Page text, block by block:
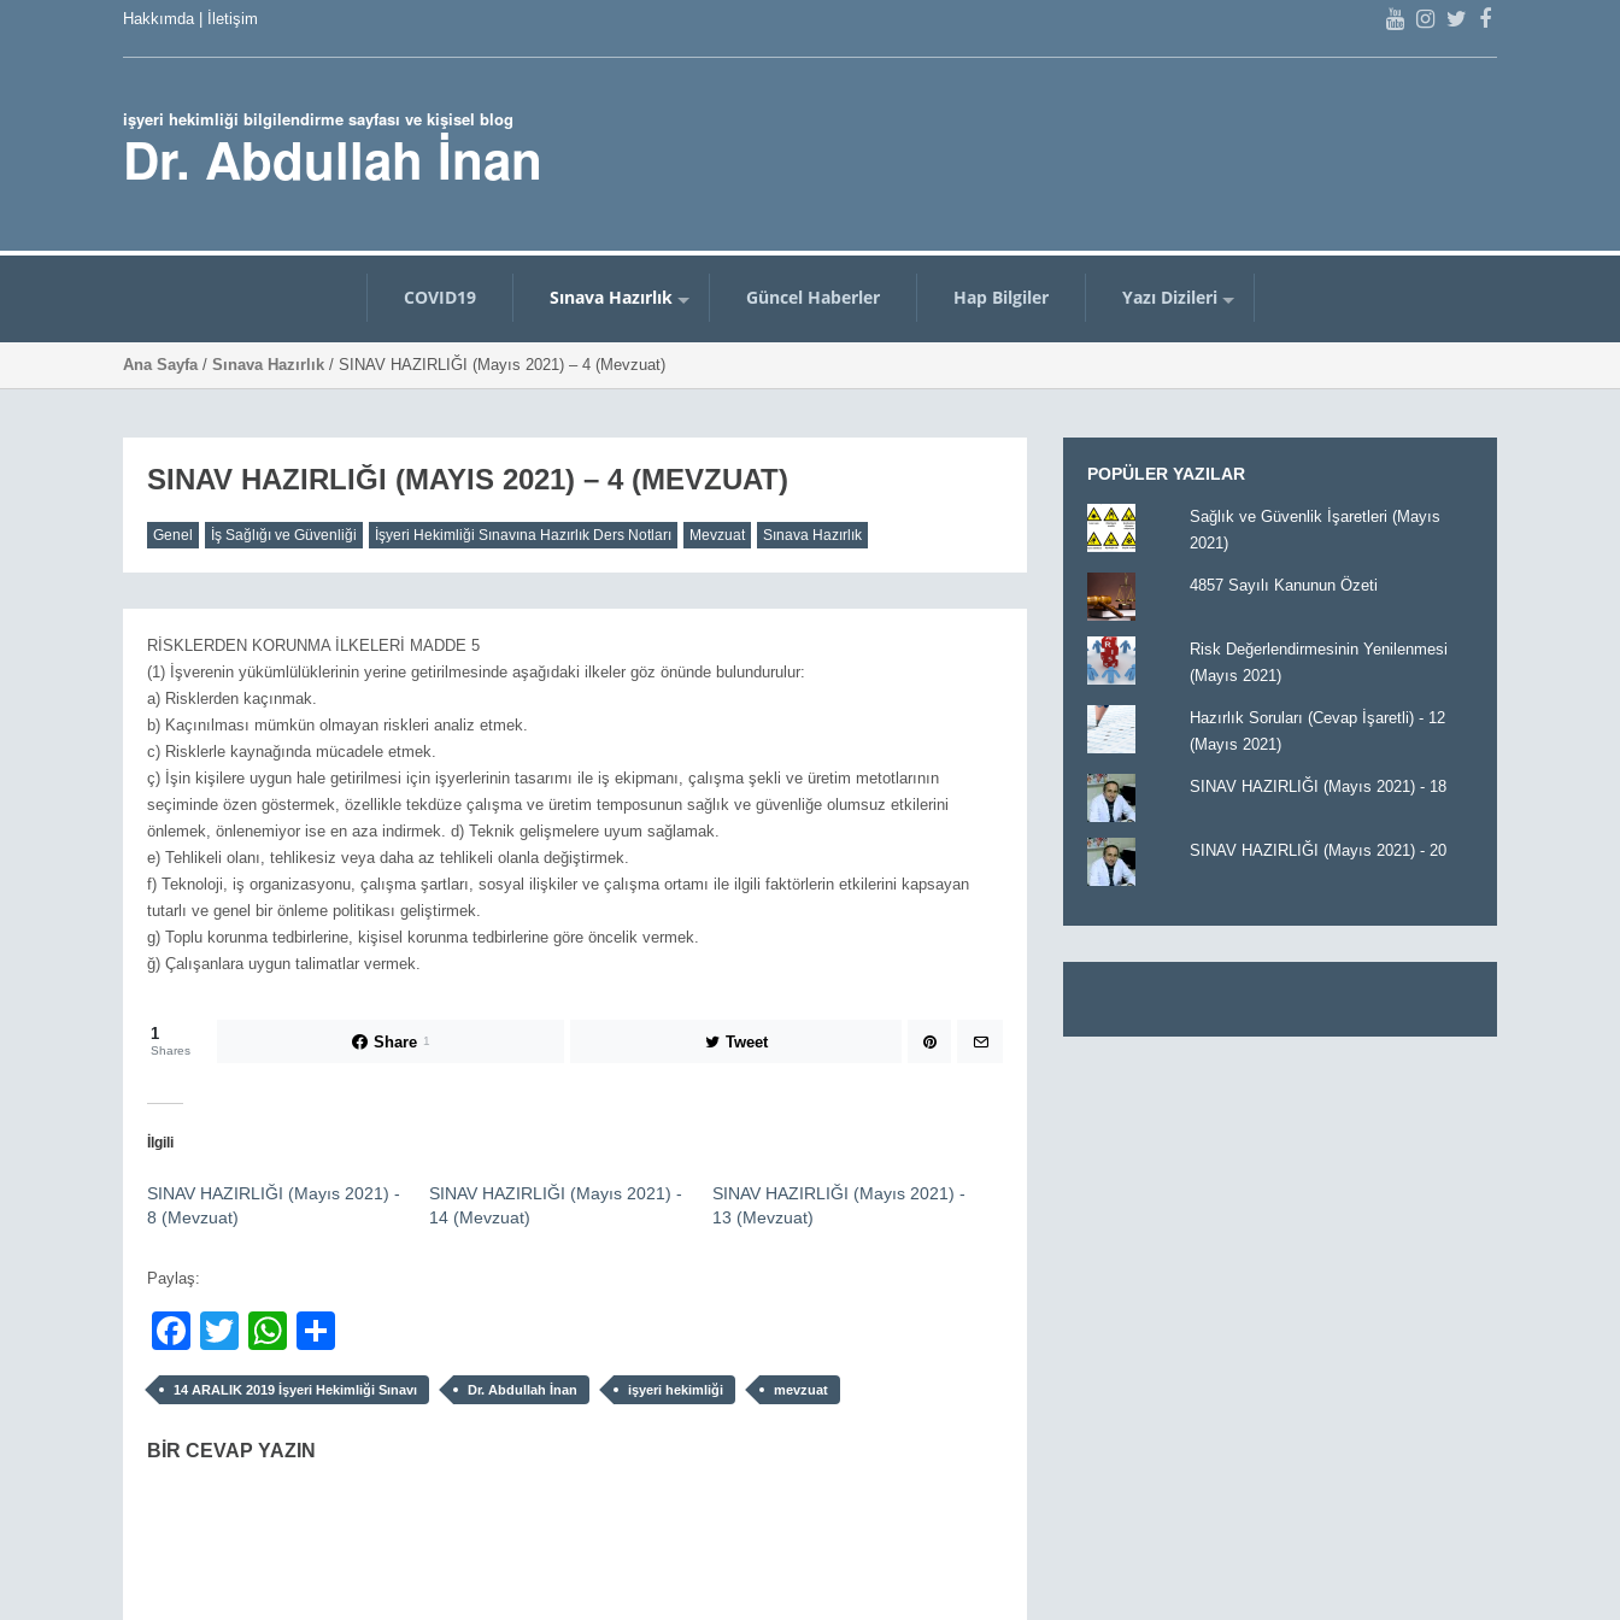
Hakkımda| İletişim
işyeri hekimliği bilgilendirme sayfası ve kişisel blog
Dr. Abdullah İnan
COVID19 Sınava Hazırlık Güncel Haberler Hap Bilgiler Yazı Dizileri
Ana Sayfa/ Sınava Hazırlık / SINAV HAZIRLIĞI (Mayıs 2021) – 4 (Mevzuat)
SINAV HAZIRLIĞI (MAYIS 2021) – 4 (MEVZUAT)
Genel İş Sağlığı ve Güvenliği İşyeri Hekimliği Sınavına Hazırlık Ders Notları Mevzuat Sınava Hazırlık
RİSKLERDEN KORUNMA İLKELERİ MADDE 5
(1) İşverenin yükümlülüklerinin yerine getirilmesinde aşağıdaki ilkeler göz önünde bulundurulur:
a) Risklerden kaçınmak.
b) Kaçınılması mümkün olmayan riskleri analiz etmek.
c) Risklerle kaynağında mücadele etmek.
ç) İşin kişilere uygun hale getirilmesi için işyerlerinin tasarımı ile iş ekipmanı, çalışma şekli ve üretim metotlarının
seçiminde özen göstermek, özellikle tekdüze çalışma ve üretim temposunun sağlık ve güvenliğe olumsuz etkilerini
önlemek, önlenemiyor ise en aza indirmek. d) Teknik gelişmelere uyum sağlamak.
e) Tehlikeli olanı, tehlikesiz veya daha az tehlikeli olanla değiştirmek.
f) Teknoloji, iş organizasyonu, çalışma şartları, sosyal ilişkiler ve çalışma ortamı ile ilgili faktörlerin etkilerini kapsayan
tutarlı ve genel bir önleme politikası geliştirmek.
g) Toplu korunma tedbirlerine, kişisel korunma tedbirlerine göre öncelik vermek.
ğ) Çalışanlara uygun talimatlar vermek.
1
Shares Share 1 Tweet
İlgili
SINAV HAZIRLIĞI (Mayıs 2021) -
8 (Mevzuat)
SINAV HAZIRLIĞI (Mayıs 2021) -
14 (Mevzuat)
SINAV HAZIRLIĞI (Mayıs 2021) -
13 (Mevzuat)
Paylaş:
Facebook
TwitterWhatsApp
14 ARALIK 2019 İşyeri Hekimliği Sınavı Dr. Abdullah İnan işyeri hekimliği mevzuat
BIR CEVAP YAZIN
POPÜLER YAZILAR
Sağlık ve Güvenlik İşaretleri (Mayıs
2021)
4857 Sayılı Kanunun Özeti
Risk Değerlendirmesinin Yenilenmesi
(Mayıs 2021)
Hazırlık Soruları (Cevap İşaretli) - 12
(Mayıs 2021)
SINAV HAZIRLIĞI (Mayıs 2021) - 18
SINAV HAZIRLIĞI (Mayıs 2021) - 20